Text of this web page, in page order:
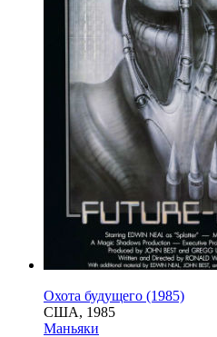
Охота будущего (1985)
США, 1985
Маньяки